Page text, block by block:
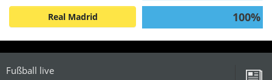
Real Madrid 100%
Fußball live